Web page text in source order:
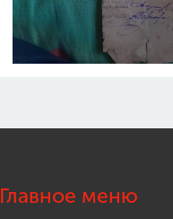
Главное меню